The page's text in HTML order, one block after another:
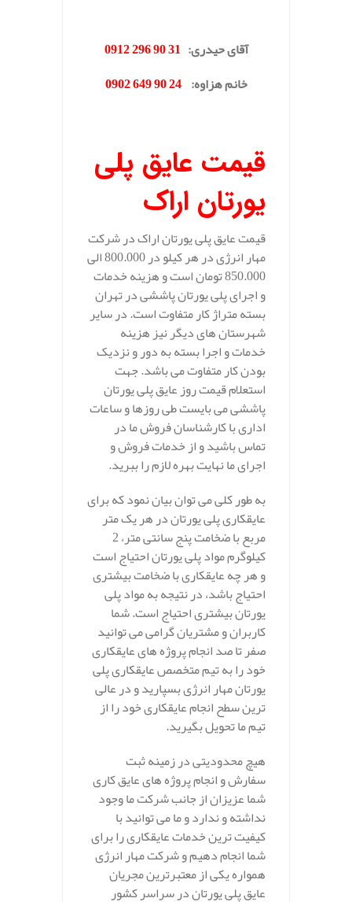
آقای حیدری:
31 90 296 0912
خانم هزاوه:
24 90 649 0902
قیمت عایق پلی
یورتان اراک
قیمت عایق پلی یورتان اراک در شرکت
مهار انرژی در هر کیلو در 800.000 الی
850.000 تومان است و هزینه خدمات
و اجرای پلی یورتان پاششی در تهران
بسته متراژ کار متفاوت است. در سایر
شهرستان های دیگر نیز هزینه
خدمات و اجرا بسته به دور و نزدیک
بودن کار متفاوت می باشد. جهت
استعلام قیمت روز عایق پلی یورتان
پاششی می بایست طی روزها و ساعات
اداری با کارشناسان فروش ما در
تماس باشید و از خدمات فروش و
اجرای ما نهایت بهره لازم را ببرید.
به طور کلی می توان بیان نمود که برای
عایقکاری پلی یورتان در هر یک متر
مربع با ضخامت پنج سانتی متر، 2
کیلوگرم مواد پلی یورتان احتیاج است
و هر چه عایقکاری با ضخامت بیشتری
احتیاج باشد، در نتیجه به مواد پلی
یورتان بیشتری احتیاج است. شما
کاربران و مشتریان گرامی می توانید
صفر تا صد انجام پروژه های عایقکاری
خود را به تیم متخصص عایقکاری پلی
یورتان مهار انرژی بسپارید و در عالی
ترین سطح انجام عایقکاری خود را از
تیم ما تحویل بگیرید.
هیچ محدودیتی در زمینه ثبت
سفارش و انجام پروژه های عایق کاری
شما عزیزان از جانب شرکت ما وجود
نداشته و ندارد و ما می توانید با
کیفیت ترین خدمات عایقکاری را برای
شما انجام دهیم و شرکت مهار انرژی
همواره یکی از معتبرترین مجریان
عایق پلی یورتان در سراسر کشور